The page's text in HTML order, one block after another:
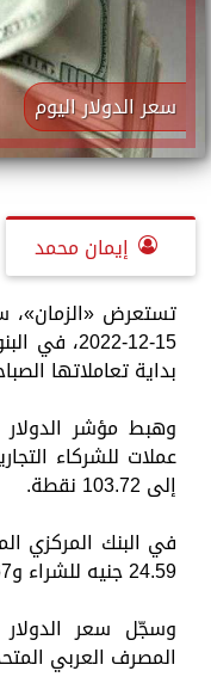
سعر الدولار اليوم
إيمان محمد
تستعرض «الزمان»،
15-12-
بداية تعاملاتها
وهبط مؤشر
إلى 103.72 نقطة.
في البنك المركزي
24.59 جنيه للشراء و24.67 جنيه للبيع.
وسجّل سعر
المصرف العربي المتحد نحو 24.57 للشراء و